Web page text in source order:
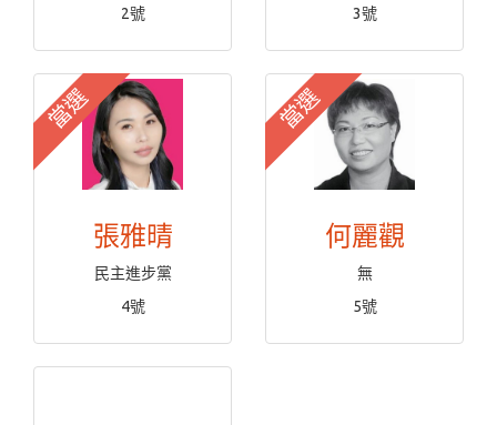
2號
3號
當選
張雅晴
民主進步黨
4號
當選
何麗觀
無
5號